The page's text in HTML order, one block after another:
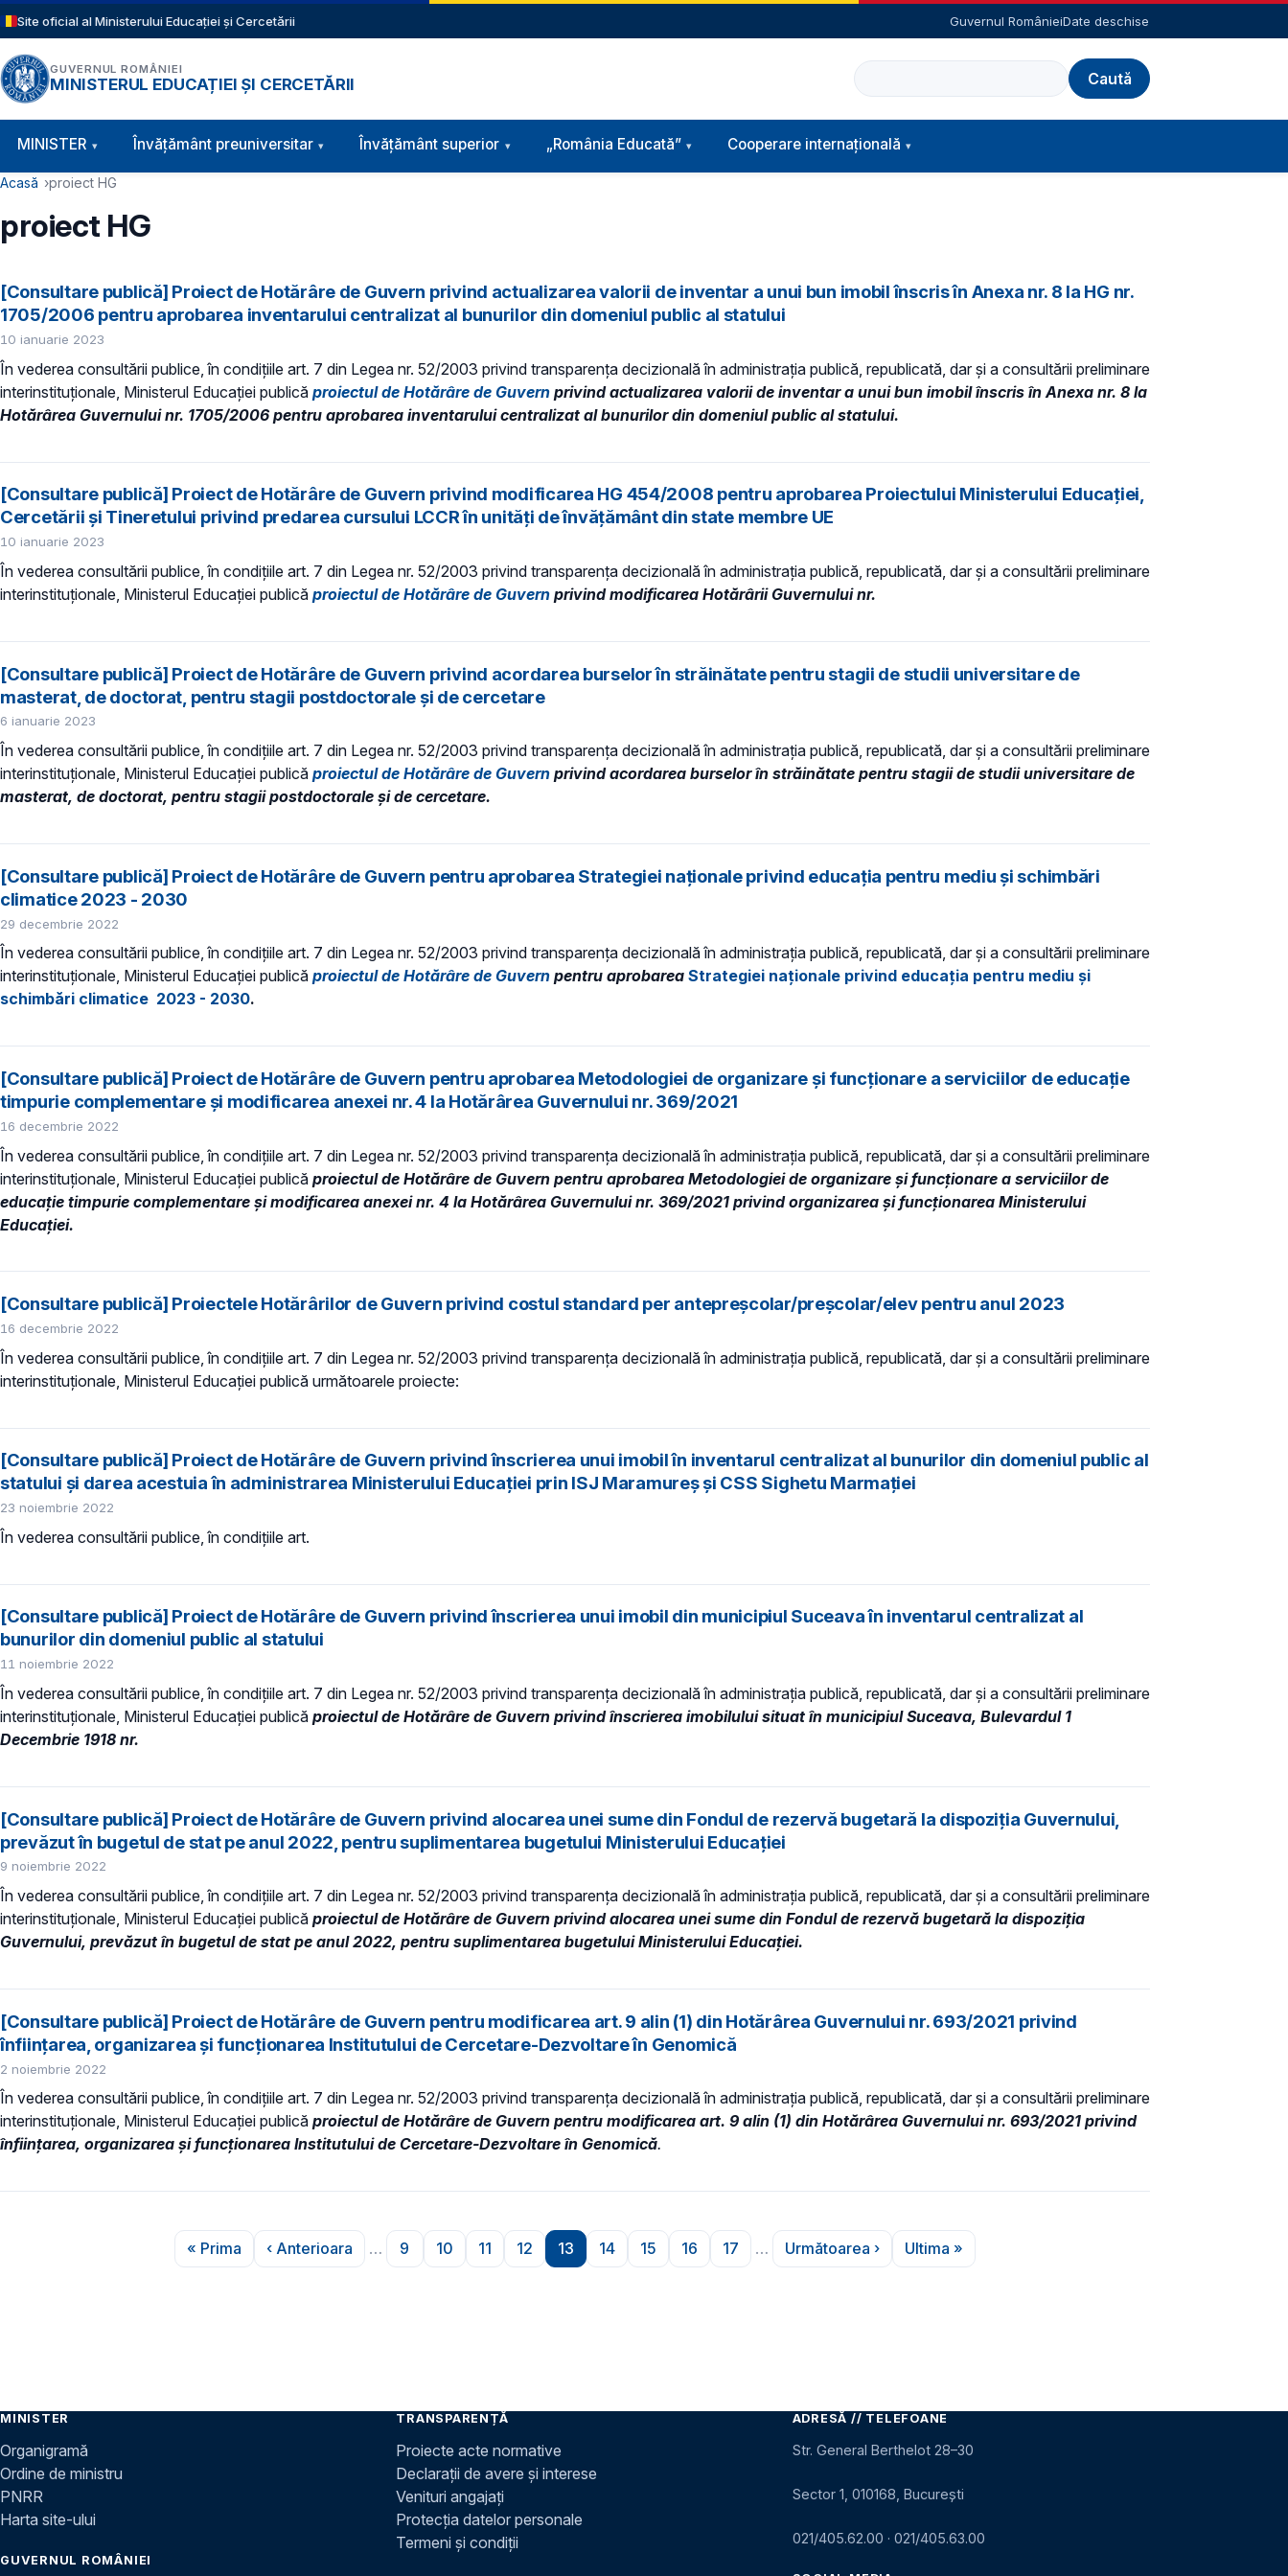
Sari la conținutul principal
Site oficial al Ministerului Educației și Cercetării Guvernul RomânieiDate deschise
GUVERNUL ROMÂNIEI
MINISTERUL EDUCAȚIEI ȘI CERCETĂRII
Caută
Navigație principală
MINISTER Învăţământ preuniversitar Învățământ superior „România Educată” Cooperare internațională
Cale de navigare
Acasă proiect HG
proiect HG
[Consultare publică] Proiect de Hotărâre de Guvern privind actualizarea valorii de inventar a unui bun imobil înscris în Anexa nr. 8 la HG nr.
1705/2006 pentru aprobarea inventarului centralizat al bunurilor din domeniul public al statului
10 ianuarie 2023
În vederea consultării publice, în condiţiile art. 7 din Legea nr. 52/2003 privind transparenţa decizională în administraţia publică, republicată, dar și a consultării preliminare
interinstituționale, Ministerul Educaţiei publică proiectul de Hotărâre de Guvern privind actualizarea valorii de inventar a unui bun imobil înscris în Anexa nr. 8 la
Hotărârea Guvernului nr. 1705/2006 pentru aprobarea inventarului centralizat al bunurilor din domeniul public al statului.
[Consultare publică] Proiect de Hotărâre de Guvern privind modificarea HG 454/2008 pentru aprobarea Proiectului Ministerului Educației,
Cercetării și Tineretului privind predarea cursului LCCR în unități de învățământ din state membre UE
10 ianuarie 2023
În vederea consultării publice, în condiţiile art. 7 din Legea nr. 52/2003 privind transparenţa decizională în administraţia publică, republicată, dar și a consultării preliminare
interinstituționale, Ministerul Educaţiei publică proiectul de Hotărâre de Guvern privind modificarea Hotărârii Guvernului nr.
[Consultare publică] Proiect de Hotărâre de Guvern privind acordarea burselor în străinătate pentru stagii de studii universitare de
masterat, de doctorat, pentru stagii postdoctorale și de cercetare
6 ianuarie 2023
În vederea consultării publice, în condiţiile art. 7 din Legea nr. 52/2003 privind transparenţa decizională în administraţia publică, republicată, dar și a consultării preliminare
interinstituționale, Ministerul Educaţiei publică proiectul de Hotărâre de Guvern privind acordarea burselor în străinătate pentru stagii de studii universitare de
masterat, de doctorat, pentru stagii postdoctorale și de cercetare.
[Consultare publică] Proiect de Hotărâre de Guvern pentru aprobarea Strategiei naționale privind educația pentru mediu și schimbări
climatice 2023 - 2030
29 decembrie 2022
În vederea consultării publice, în condiţiile art. 7 din Legea nr. 52/2003 privind transparenţa decizională în administraţia publică, republicată, dar și a consultării preliminare
interinstituționale, Ministerul Educaţiei publică proiectul de Hotărâre de Guvern pentru aprobarea Strategiei naționale privind educația pentru mediu și
schimbări climatice 2023 - 2030.
[Consultare publică] Proiect de Hotărâre de Guvern pentru aprobarea Metodologiei de organizare și funcționare a serviciilor de educație
timpurie complementare şi modificarea anexei nr. 4 la Hotărârea Guvernului nr. 369/2021
16 decembrie 2022
În vederea consultării publice, în condiţiile art. 7 din Legea nr. 52/2003 privind transparenţa decizională în administraţia publică, republicată, dar și a consultării preliminare
interinstituționale, Ministerul Educaţiei publică proiectul de Hotărâre de Guvern pentru aprobarea Metodologiei de organizare și funcționare a serviciilor de
educație timpurie complementare şi modificarea anexei nr. 4 la Hotărârea Guvernului nr. 369/2021 privind organizarea şi funcţionarea Ministerului
Educaţiei.
[Consultare publică] Proiectele Hotărârilor de Guvern privind costul standard per antepreșcolar/preșcolar/elev pentru anul 2023
16 decembrie 2022
În vederea consultării publice, în condiţiile art. 7 din Legea nr. 52/2003 privind transparenţa decizională în administraţia publică, republicată, dar și a consultării preliminare
interinstituționale, Ministerul Educaţiei publică următoarele proiecte:
[Consultare publică] Proiect de Hotărâre de Guvern privind înscrierea unui imobil în inventarul centralizat al bunurilor din domeniul public al
statului și darea acestuia în administrarea Ministerului Educației prin ISJ Maramureș și CSS Sighetu Marmației
23 noiembrie 2022
În vederea consultării publice, în condiţiile art.
[Consultare publică] Proiect de Hotărâre de Guvern privind înscrierea unui imobil din municipiul Suceava în inventarul centralizat al
bunurilor din domeniul public al statului
11 noiembrie 2022
În vederea consultării publice, în condiţiile art. 7 din Legea nr. 52/2003 privind transparenţa decizională în administraţia publică, republicată, dar și a consultării preliminare
interinstituționale, Ministerul Educaţiei publică proiectul de Hotărâre de Guvern privind înscrierea imobilului situat în municipiul Suceava, Bulevardul 1
Decembrie 1918 nr.
[Consultare publică] Proiect de Hotărâre de Guvern privind alocarea unei sume din Fondul de rezervă bugetară la dispoziţia Guvernului,
prevăzut în bugetul de stat pe anul 2022, pentru suplimentarea bugetului Ministerului Educației
9 noiembrie 2022
În vederea consultării publice, în condiţiile art. 7 din Legea nr. 52/2003 privind transparenţa decizională în administraţia publică, republicată, dar și a consultării preliminare
interinstituționale, Ministerul Educaţiei publică proiectul de Hotărâre de Guvern privind alocarea unei sume din Fondul de rezervă bugetară la dispoziţia
Guvernului, prevăzut în bugetul de stat pe anul 2022, pentru suplimentarea bugetului Ministerului Educației.
[Consultare publică] Proiect de Hotărâre de Guvern pentru modificarea art. 9 alin (1) din Hotărârea Guvernului nr. 693/2021 privind
înființarea, organizarea și funcționarea Institutului de Cercetare-Dezvoltare în Genomică
2 noiembrie 2022
În vederea consultării publice, în condiţiile art. 7 din Legea nr. 52/2003 privind transparenţa decizională în administraţia publică, republicată, dar și a consultării preliminare
interinstituționale, Ministerul Educaţiei publică proiectul de Hotărâre de Guvern pentru modificarea art. 9 alin (1) din Hotărârea Guvernului nr. 693/2021 privind
înființarea, organizarea și funcționarea Institutului de Cercetare-Dezvoltare în Genomică.
Prima pagină
« Prima
Pagina anterioară
‹ Anterioara …
Pagina
9
Pagina
10
Pagina
11
Pagina
12
Pagina
13
Pagina
14
Pagina
15
Pagina
16
Pagina
17 …
Pagina următoare
Următoarea ›
Ultima pagină
Ultima »
MINISTER
Organigramă
Ordine de ministru
PNRR
Harta site-ului
GUVERNUL ROMÂNIEI
TRANSPARENȚĂ
Proiecte acte normative
Declarații de avere și interese
Venituri angajați
Protecția datelor personale
Termeni și condiții
ADRESĂ // TELEFOANE
Str. General Berthelot 28–30
Sector 1, 010168, București
021/405.62.00 · 021/405.63.00